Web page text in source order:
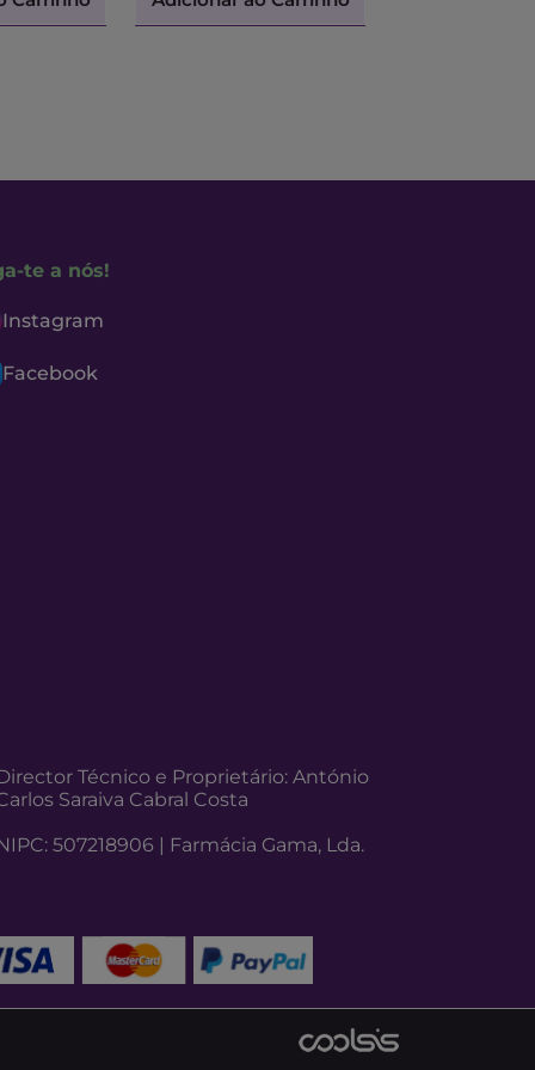
te a nós!
Instagram
Facebook
Técnico e Proprietário: António
Saraiva Cabral Costa
507218906 | Farmácia Gama, Lda.